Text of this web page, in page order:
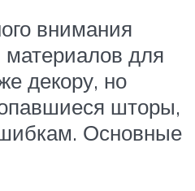
внимания
для
декору, но
шторы,
Основные